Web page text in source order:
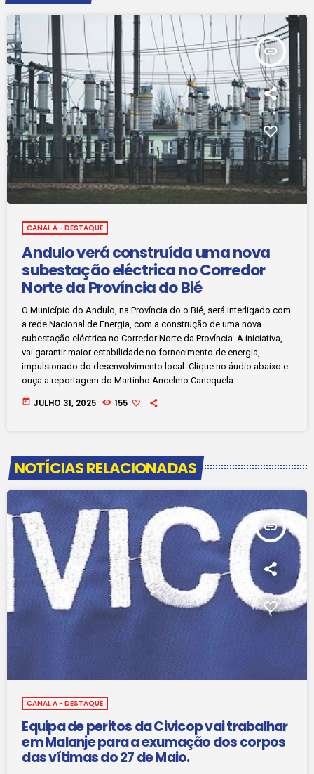
insert_link
CANAL A - DESTAQUE
Andulo verá construída uma nova
subestação eléctrica no Corredor
Norte da Província do Bié
O Município do Andulo, na Província do o Bié, será interligado com
a rede Nacional de Energia, com a construção de uma nova
subestação eléctrica no Corredor Norte da Província. A iniciativa,
vai garantir maior estabilidade no fornecimento de energia,
impulsionado do desenvolvimento local. Clique no áudio abaixo e
ouça a reportagem do Martinho Ancelmo Canequela:
today JULHO 31, 2025 155
NOTÍCIAS RELACIONADAS
insert_link
CANAL A - DESTAQUE
Equipa de peritos da Civicop vai trabalhar
em Malanje para a exumação dos corpos
das vítimas do 27 de Maio.